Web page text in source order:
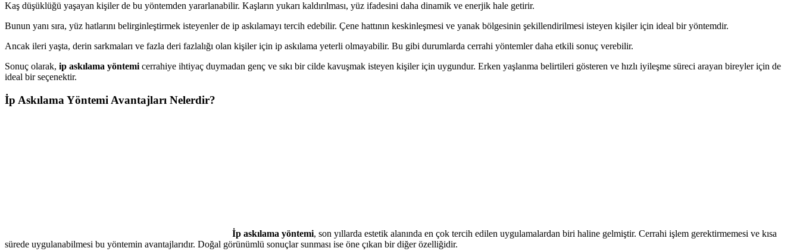
Kaş düşüklüğü yaşayan kişiler de bu yöntemden yararlanabilir. Kaşların yukarı kaldırılması, yüz ifadesini daha dinamik ve enerjik hale getirir.
Bunun yanı sıra, yüz hatlarını belirginleştirmek isteyenler de ip askılamayı tercih edebilir. Çene hattının keskinleşmesi ve yanak bölgesinin şekillendirilmesi isteyen kişiler için ideal bir yöntemdir.
Ancak ileri yaşta, derin sarkmaları ve fazla deri fazlalığı olan kişiler için ip askılama yeterli olmayabilir. Bu gibi durumlarda cerrahi yöntemler daha etkili sonuç verebilir.
Sonuç olarak, ip askılama yöntemi cerrahiye ihtiyaç duymadan genç ve sıkı bir cilde kavuşmak isteyen kişiler için uygundur. Erken yaşlanma belirtileri gösteren ve hızlı iyileşme süreci arayan bireyler için de
ideal bir seçenektir.
İp Askılama Yöntemi Avantajları Nelerdir?
İp askılama yöntemi, son yıllarda estetik alanında en çok tercih edilen uygulamalardan biri haline gelmiştir. Cerrahi işlem gerektirmemesi ve kısa
sürede uygulanabilmesi bu yöntemin avantajlarıdır. Doğal görünümlü sonuçlar sunması ise öne çıkan bir diğer özelliğidir.